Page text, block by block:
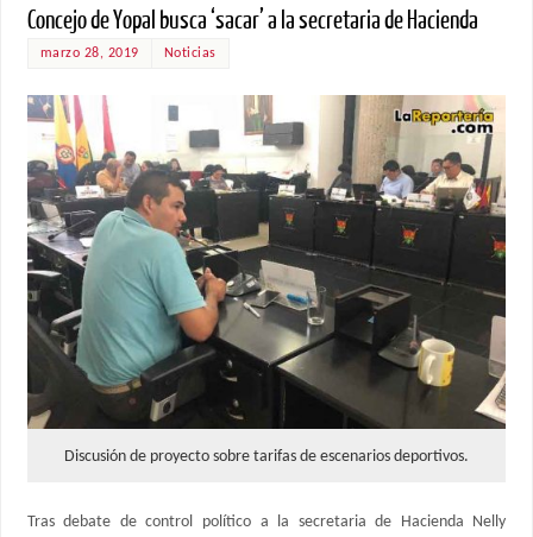
Concejo de Yopal busca ‘sacar’ a la secretaria de Hacienda
marzo 28, 2019 Noticias
Discusión de proyecto sobre tarifas de escenarios deportivos.
Tras debate de control político a la secretaria de Hacienda Nelly